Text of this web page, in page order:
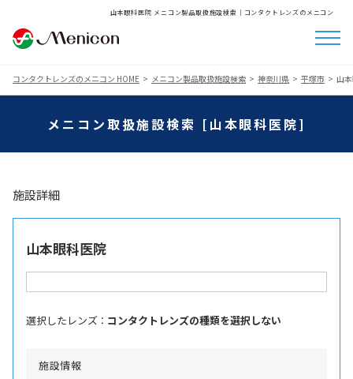
山本眼科医院 メニコン製品取扱施設検索│コンタクトレンズのメニコン
コンタクトレンズのメニコン HOME メニコン製品取扱施設検索 神奈川県 平塚市 山
メニコン取扱施設検索 [山本眼科医院]
施設詳細
山本眼科医院
選択したレンズ ： コンタクトレンズの種類を選択しない
施設情報